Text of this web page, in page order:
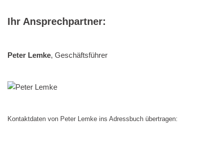
Ihr Ansprechpartner:
Peter Lemke, Geschäftsführer
Kontaktdaten von Peter Lemke ins Adressbuch übertragen: